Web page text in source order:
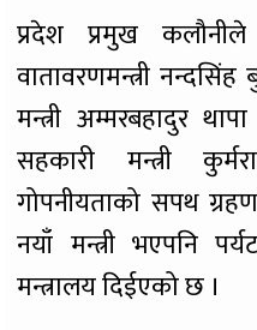
प्रदेश प्रमुख
वातावरणमन्त्री
मन्त्री अम्मरबहादुर
सहकारी मन्त्री
गोपनीयताको सपथ
नयाँ मन्त्री भएपनि
मन्त्रालय दिईएको छ ।